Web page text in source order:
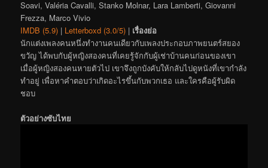
Soavi, Valéria Cavalli, Stanko Molnar, Lara Lamberti, Giovanni
Frezza, Marco Vivio
IMDB (5.9) | Letterboxd (3.0/5) | เรื่องย่อ
นักแต่งเพลงคนหนึ่งทำงานคนเดียวกับเพลงประกอบภาพยนตร์สยอง
ขวัญ ได้พบกับผู้หญิงสองคนที่เคยรู้จักกับผู้เช่าบ้านคนก่อนของเขา
เมื่อผู้หญิงสองคนหายตัวไป เขาจึงถูกบังคับให้กลับไปดูหนังที่เขากำลัง
ทำอยู่ เพื่อหาคำตอบว่าเกิดอะไรขึ้นกับพวกเธอ และใครคือผู้รับผิด
ชอบ
ตัวอย่างซับไทย